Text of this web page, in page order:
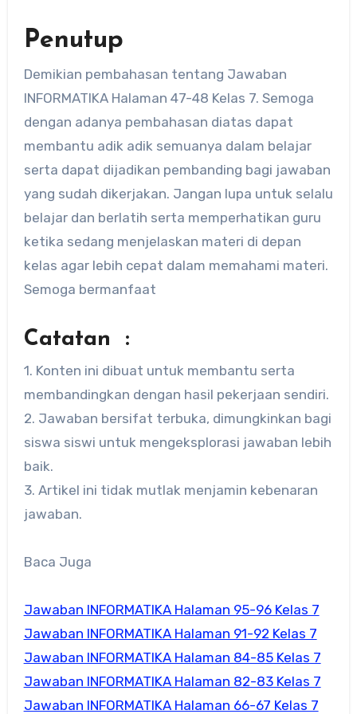
Penutup
Demikian pembahasan tentang Jawaban
INFORMATIKA Halaman 47-48 Kelas 7. Semoga
dengan adanya pembahasan diatas dapat
membantu adik adik semuanya dalam belajar
serta dapat dijadikan pembanding bagi jawaban
yang sudah dikerjakan. Jangan lupa untuk selalu
belajar dan berlatih serta memperhatikan guru
ketika sedang menjelaskan materi di depan
kelas agar lebih cepat dalam memahami materi.
Semoga bermanfaat
Catatan :
1. Konten ini dibuat untuk membantu serta
membandingkan dengan hasil pekerjaan sendiri.
2. Jawaban bersifat terbuka, dimungkinkan bagi
siswa siswi untuk mengeksplorasi jawaban lebih
baik.
3. Artikel ini tidak mutlak menjamin kebenaran
jawaban.
Baca Juga
Jawaban INFORMATIKA Halaman 95-96 Kelas 7
Jawaban INFORMATIKA Halaman 91-92 Kelas 7
Jawaban INFORMATIKA Halaman 84-85 Kelas 7
Jawaban INFORMATIKA Halaman 82-83 Kelas 7
Jawaban INFORMATIKA Halaman 66-67 Kelas 7